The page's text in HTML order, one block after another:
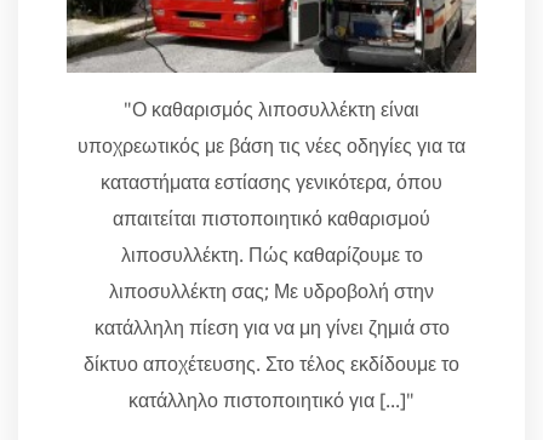
"Ο καθαρισμός λιποσυλλέκτη είναι
υποχρεωτικός με βάση τις νέες οδηγίες για τα
καταστήματα εστίασης γενικότερα, όπου
απαιτείται πιστοποιητικό καθαρισμού
λιποσυλλέκτη. Πώς καθαρίζουμε το
λιποσυλλέκτη σας; Με υδροβολή στην
κατάλληλη πίεση για να μη γίνει ζημιά στο
δίκτυο αποχέτευσης. Στο τέλος εκδίδουμε το
κατάλληλο πιστοποιητικό για [...]"